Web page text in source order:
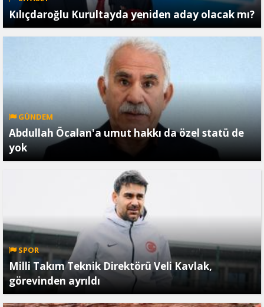
Kılıçdaroğlu Kurultayda yeniden aday olacak mı?
GÜNDEM
Abdullah Öcalan'a umut hakkı da özel statü de
yok
SPOR
Milli Takım Teknik Direktörü Veli Kavlak,
görevinden ayrıldı